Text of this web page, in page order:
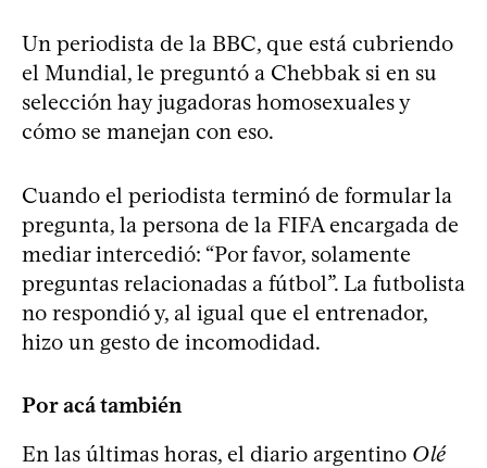
Un periodista de la BBC, que está cubriendo
el Mundial, le preguntó a Chebbak si en su
selección hay jugadoras homosexuales y
cómo se manejan con eso.
Cuando el periodista terminó de formular la
pregunta, la persona de la FIFA encargada de
mediar intercedió: “Por favor, solamente
preguntas relacionadas a fútbol”. La futbolista
no respondió y, al igual que el entrenador,
hizo un gesto de incomodidad.
Por acá también
En las últimas horas, el diario argentino Olé